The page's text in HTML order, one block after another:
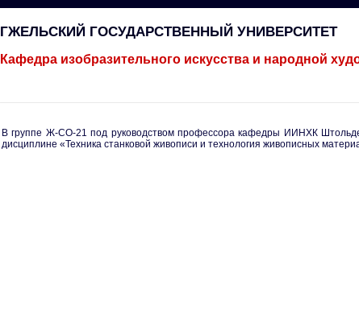
ГЖЕЛЬСКИЙ ГОСУДАРСТВЕННЫЙ УНИВЕРСИТЕТ
Кафедра изобразительного искусства и народной
В группе Ж-СО-21 под руководством профессора кафедры ИИНХК
дисциплине «Техника станковой живописи и технология живописных